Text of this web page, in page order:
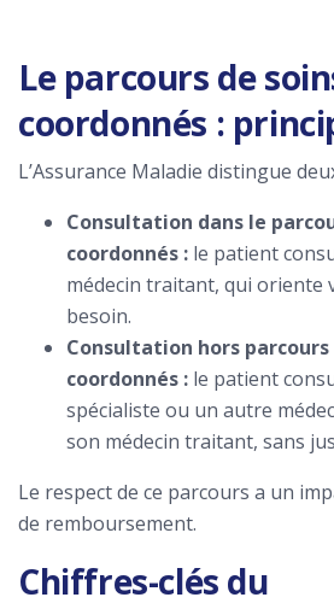
Le parcours de
coordonnés :
L’Assurance Maladie distingue
Consultation dans le
coordonnés : le patient
médecin traitant, qui oriente
besoin.
Consultation hors parcours
coordonnés : le patient
spécialiste ou un autre
son médecin traitant, sans
Le respect de ce parcours a un
de remboursement.
Chiffres-clés du